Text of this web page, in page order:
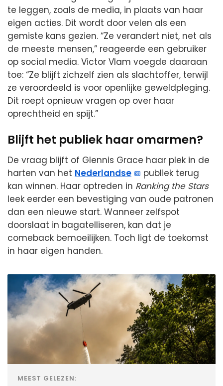
te leggen, zoals de media, in plaats van haar
eigen acties. Dit wordt door velen als een
gemiste kans gezien. “Ze verandert niet, net als
de meeste mensen,” reageerde een gebruiker
op social media. Victor Vlam voegde daaraan
toe: “Ze blijft zichzelf zien als slachtoffer, terwijl
ze veroordeeld is voor openlijke geweldpleging.
Dit roept opnieuw vragen op over haar
oprechtheid en spijt.”
Blijft het publiek haar omarmen?
De vraag blijft of Glennis Grace haar plek in de
harten van het Nederlandse
publiek terug
kan winnen. Haar optreden in Ranking the Stars
leek eerder een bevestiging van oude patronen
dan een nieuwe start. Wanneer zelfspot
doorslaat in bagatelliseren, kan dat je
comeback bemoeilijken. Toch ligt de toekomst
in haar eigen handen.
MEEST GELEZEN: